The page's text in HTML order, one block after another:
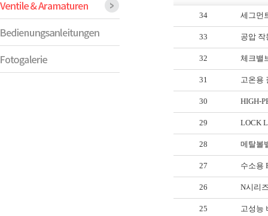
34 세그먼
33 공압 작
32 체크밸
31 고온용
30 HIGH-
29 LOCK
28 메탈볼
27 수소용
26 N시리
25 고성능